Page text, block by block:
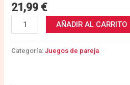
21,99 €
AÑADIR AL CARRITO
Categoría:Juegos de pareja